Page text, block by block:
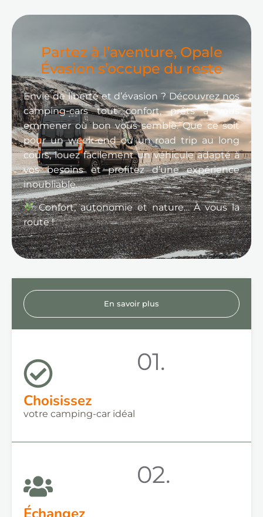
Partez à l’aventure, Opale
Évasion s’occupe du reste
Envie de liberté et d’évasion ? Découvrez nos
camping-cars tout confort, prêts à vous
emmener où bon vous semble. Que ce soit
pour un week-end ou un road trip au long
cours, louez facilement un véhicule adapté à
vos besoins et profitez d’une expérience
inoubliable.
Confort, autonomie et nature… À vous la
route !
En savoir plus
01.
Choisissez
votre camping-car idéal
02.